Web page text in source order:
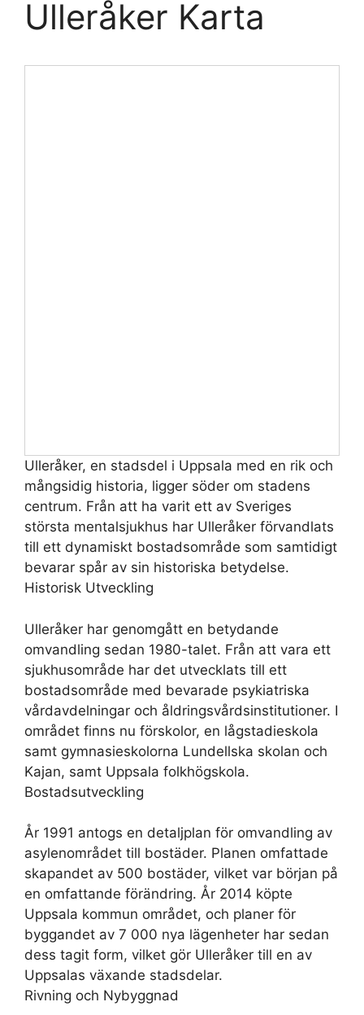
Ulleråker Karta
Ulleråker, en stadsdel i Uppsala med en rik och
mångsidig historia, ligger söder om stadens
centrum. Från att ha varit ett av Sveriges
största mentalsjukhus har Ulleråker förvandlats
till ett dynamiskt bostadsområde som samtidigt
bevarar spår av sin historiska betydelse.
Historisk Utveckling
Ulleråker har genomgått en betydande
omvandling sedan 1980-talet. Från att vara ett
sjukhusområde har det utvecklats till ett
bostadsområde med bevarade psykiatriska
vårdavdelningar och åldringsvårdsinstitutioner. I
området finns nu förskolor, en lågstadieskola
samt gymnasieskolorna Lundellska skolan och
Kajan, samt Uppsala folkhögskola.
Bostadsutveckling
År 1991 antogs en detaljplan för omvandling av
asylenområdet till bostäder. Planen omfattade
skapandet av 500 bostäder, vilket var början på
en omfattande förändring. År 2014 köpte
Uppsala kommun området, och planer för
byggandet av 7 000 nya lägenheter har sedan
dess tagit form, vilket gör Ulleråker till en av
Uppsalas växande stadsdelar.
Rivning och Nybyggnad